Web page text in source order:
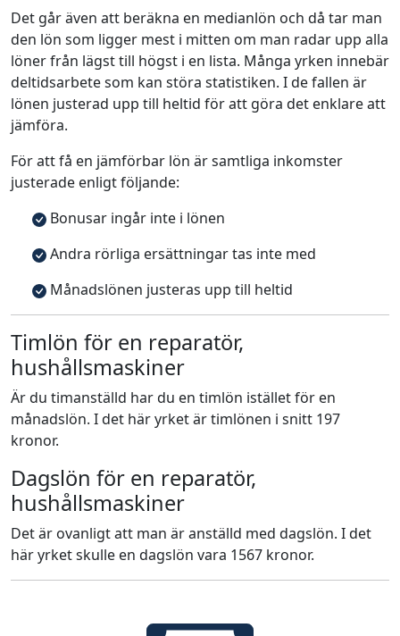
Det går även att beräkna en medianlön och då tar man
den lön som ligger mest i mitten om man radar upp alla
löner från lägst till högst i en lista. Många yrken innebär
deltidsarbete som kan störa statistiken. I de fallen är
lönen justerad upp till heltid för att göra det enklare att
jämföra.
För att få en jämförbar lön är samtliga inkomster
justerade enligt följande:
Bonusar ingår inte i lönen
Andra rörliga ersättningar tas inte med
Månadslönen justeras upp till heltid
Timlön för en reparatör,
hushållsmaskiner
Är du timanställd har du en timlön istället för en
månadslön. I det här yrket är timlönen i snitt 197
kronor.
Dagslön för en reparatör,
hushållsmaskiner
Det är ovanligt att man är anställd med dagslön. I det
här yrket skulle en dagslön vara 1567 kronor.